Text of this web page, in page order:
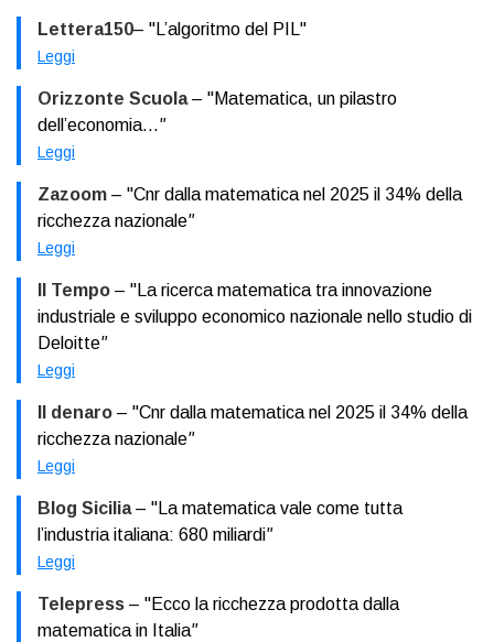
Lettera150– "L’algoritmo del PIL"
Leggi
Orizzonte Scuola– "Matematica, un pilastro
dell’economia..."
Leggi
Zazoom – "Cnr dalla matematica nel 2025 il 34% della
ricchezza nazionale"
Leggi
Il Tempo – "La ricerca matematica tra innovazione
industriale e sviluppo economico nazionale nello studio di
Deloitte"
Leggi
Il denaro – "Cnr dalla matematica nel 2025 il 34% della
ricchezza nazionale"
Leggi
Blog Sicilia– "La matematica vale come tutta
l’industria italiana: 680 miliardi"
Leggi
Telepress – "Ecco la ricchezza prodotta dalla
matematica in Italia"